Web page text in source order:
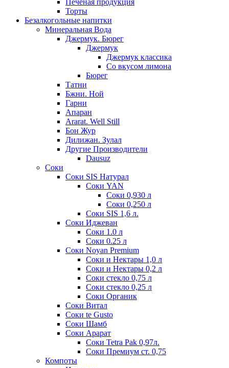
Печёная продукция
Торты
Безалкогольные напитки
Минеральная Вода
Джермук. Бюрег
Джермук
Джермук классика
Со вкусом лимона
Бюрег
Татни
Бжни. Ной
Гарни
Апаран
Ararat. Well Still
Бон Жур
Дилижан. Зулал
Другие Производители
Dausuz
Соки
Соки SIS Натурал
Соки YAN
Соки 0,930 л
Соки 0,250 л
Соки SIS 1,6 л.
Соки Иджеван
Соки 1.0 л
Соки 0.25 л
Соки Noyan Premium
Соки и Нектары 1,0 л
Соки и Нектары 0,2 л
Соки стекло 0,75 л
Соки стекло 0,25 л
Соки Органик
Соки Витал
Соки te Gusto
Соки Шамб
Соки Арарат
Соки Tetra Pak 0,97л.
Соки Премиум ст. 0,75
Компоты